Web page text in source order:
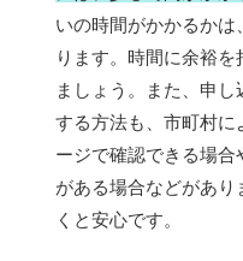
いの時間がかかるか
ります。時間に余裕
ましょう。また、申
する方法も、市町村
ージで確認できる場
がある場合などがあ
くと安心です。